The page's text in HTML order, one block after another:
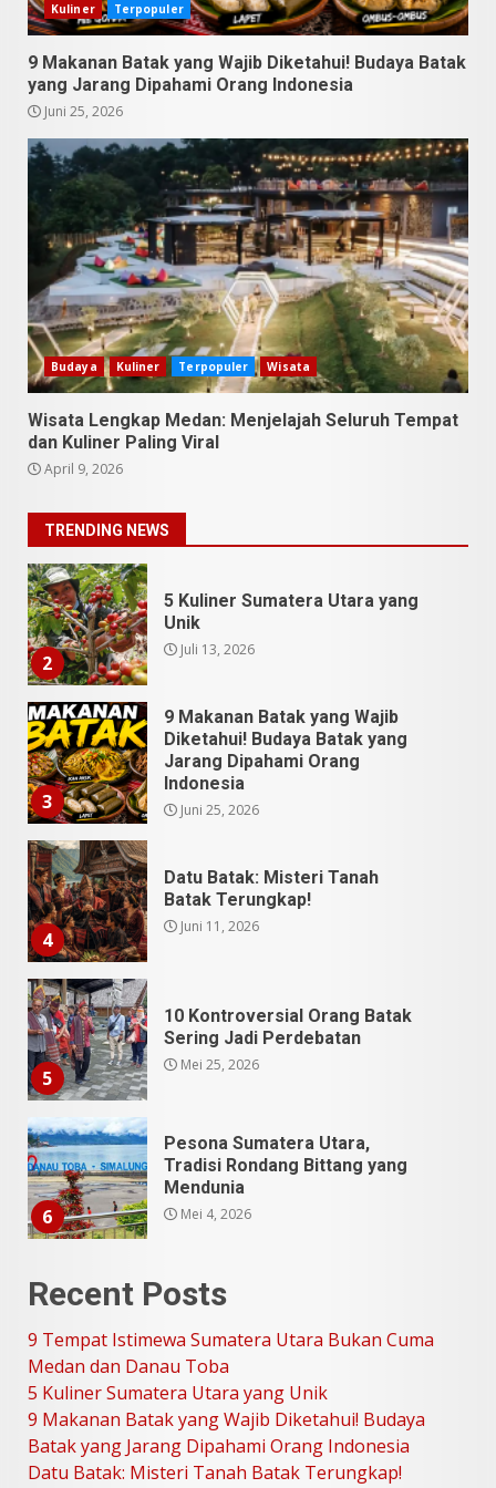
Kuliner Terpopuler
9 Makanan Batak yang Wajib Diketahui! Budaya Batak
yang Jarang Dipahami Orang Indonesia
Juni 25, 2026
Budaya Kuliner Terpopuler Wisata
Wisata Lengkap Medan: Menjelajah Seluruh Tempat
dan Kuliner Paling Viral
April 9, 2026
TRENDING NEWS
6
Pesona Sumatera Utara,
Tradisi Rondang Bittang yang
Mendunia
7
SUCI Season 11: Finalis Stand
Up Comedy KompasTV
April 23, 2026
1
9 Tempat Istimewa Sumatera
Utara Bukan Cuma Medan dan
Danau Toba
Juli 31, 2026
2
Juli 13, 2026
3
Diketahui! Budaya Batak yang
Jarang Dipahami Orang
Indonesia
4
Datu Batak: Misteri Tanah
Batak Terungkap!
Juni 11, 2026
5
10 Kontroversial Orang Batak
Sering Jadi Perdebatan
Mei 25, 2026
6
Pesona Sumatera Utara,
Tradisi Rondang Bittang yang
Mendunia
Mei 4, 2026
7
SUCI Season 11: Finalis Stand
Up Comedy KompasTV
9 Tempat Istimewa Sumatera
Utara Bukan Cuma Medan dan
Juli 31, 2026
5 Kuliner Sumatera Utara yang
Unik
Juli 13, 2026
Recent Posts
9 Tempat Istimewa Sumatera Utara Bukan Cuma
Medan dan Danau Toba
5 Kuliner Sumatera Utara yang Unik
9 Makanan Batak yang Wajib Diketahui! Budaya
Batak yang Jarang Dipahami Orang Indonesia
Datu Batak: Misteri Tanah Batak Terungkap!